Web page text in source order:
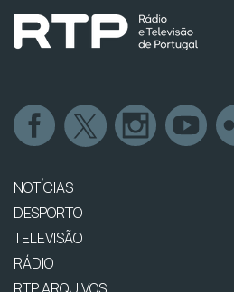
NOTÍCIAS
DESPORTO
TELEVISÃO
RÁDIO